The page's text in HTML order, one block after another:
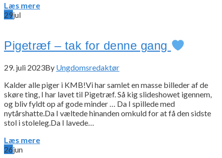
Læs mere
29jul
Pigetræf – tak for denne gang
29. juli 2023By Ungdomsredaktør
Kalder alle piger i KMB!Vi har samlet en masse billeder af de
skøre ting, I har lavet til Pigetræf. Så kig slideshowet igennem,
og bliv fyldt op af gode minder … Da I spillede med
nytårshatte.Da I væltede hinanden omkuld for at få den sidste
stol i stoleleg.Da I lavede…
Læs mere
26jun